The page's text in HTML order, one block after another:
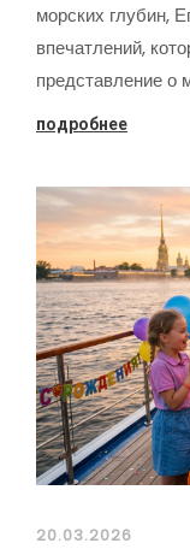
морских глубин,
впечатлений,
представление о
подробнее
20.03.2026